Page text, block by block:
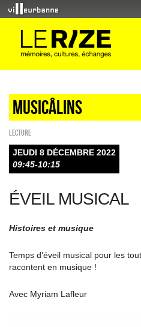
Musicâlins
Lecture
JEUDI 8 DÉCEMBRE 2022
09:45-10:15
ÉVEIL MUSICAL
Histoires et musique
Temps d’éveil musical pour les
racontent en musique !
Avec Myriam Lafleur